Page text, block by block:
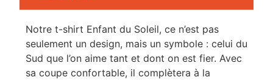
Notre t-shirt Enfant du Soleil, ce n’est pas
seulement un design, mais un symbole : celui du
Sud que l’on aime tant et dont on est fier. Avec
sa coupe confortable, il complètera à la